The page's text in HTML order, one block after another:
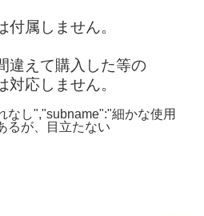
付属しません。
違えて購入した等の
応しません。
なし","subname":"細かな使用
るが、目立たない